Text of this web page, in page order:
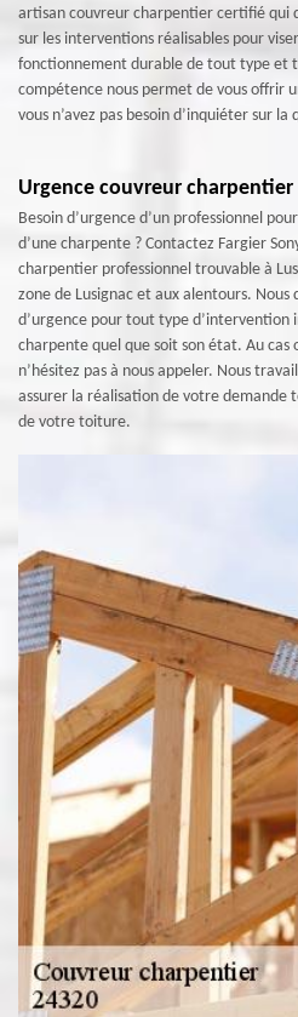
artisan couvreur charpentier certifié qui
sur les interventions réalisables pour
fonctionnement durable de tout type et
compétence nous permet de vous offrir
vous n’avez pas besoin d’inquiéter sur
Urgence couvreur charpentier
Besoin d’urgence d’un professionnel
d’une charpente ? Contactez Fargier
charpentier professionnel trouvable à
zone de Lusignac et aux alentours. Nous
d’urgence pour tout type d’intervention
charpente quel que soit son état. Au
n’hésitez pas à nous appeler. Nous
assurer la réalisation de votre demande
de votre toiture.